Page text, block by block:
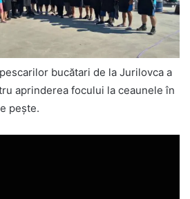
bucătari de la Jurilovca a
aprinderea focului la ceaunele în
pește.